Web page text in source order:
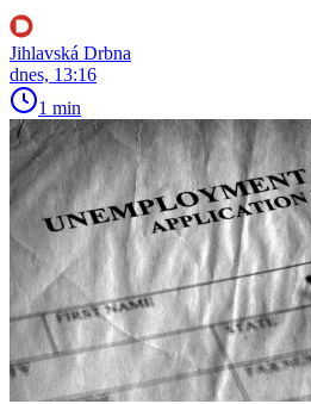
Jihlavská Drbna
dnes, 13:16
1 min